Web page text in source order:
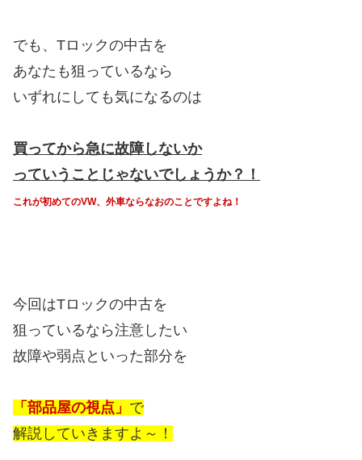
でも、Tロックの中古を
あなたも狙っているなら
いずれにしても気になるのは
買ってから急に故障しないか
っていうことじゃないでしょうか？！
これが初めてのVW、外車ならなおのことですよね！
今回はTロックの中古を
狙っているなら注意したい
故障や弱点といった部分を
「部品屋の視点」 で
解説していきますよ～！